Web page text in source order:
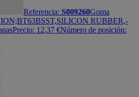
Referencia: S009260Goma
RUBBER,-
Precio: 12,37 €Número de posición: